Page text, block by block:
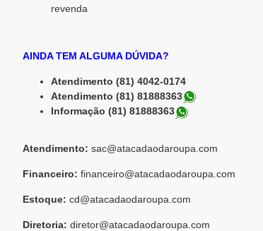
revenda
AINDA TEM ALGUMA DÚVIDA?
Atendimento (81) 4042-0174
Atendimento (81) 81888363
Informação (81) 81888363
Atendimento: sac@atacadaodaroupa.com
Financeiro: financeiro@atacadaodaroupa.com
Estoque: cd@atacadaodaroupa.com
Diretoria: diretor@atacadaodaroupa.com